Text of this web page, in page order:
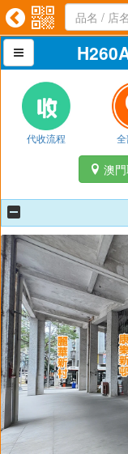
 

代收流程
 澳